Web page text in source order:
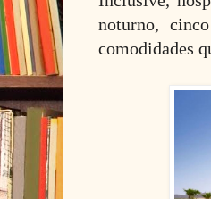
noturno,
comodidades